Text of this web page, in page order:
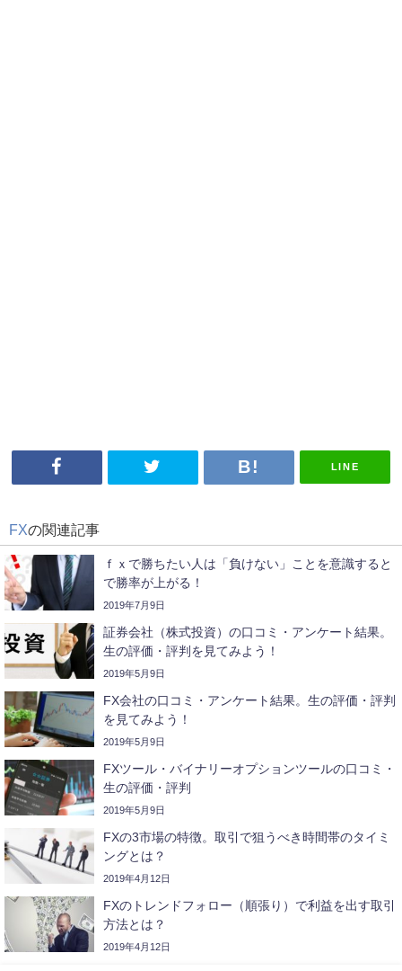
LINE
FXの関連記事
ｆｘで勝ちたい人は「負けない」ことを意識すると
で勝率が上がる！
2019年7月9日
証券会社（株式投資）の口コミ・アンケート結果。
生の評価・評判を見てみよう！
2019年5月9日
FX会社の口コミ・アンケート結果。生の評価・評判
を見てみよう！
2019年5月9日
FXツール・バイナリーオプションツールの口コミ・
生の評価・評判
2019年5月9日
FXの3市場の特徴。取引で狙うべき時間帯のタイミ
ングとは？
2019年4月12日
FXのトレンドフォロー（順張り）で利益を出す取引
方法とは？
2019年4月12日